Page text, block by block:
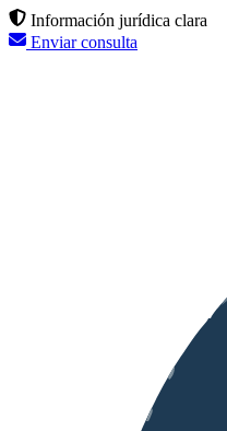
Información jurídica clara
Enviar consulta